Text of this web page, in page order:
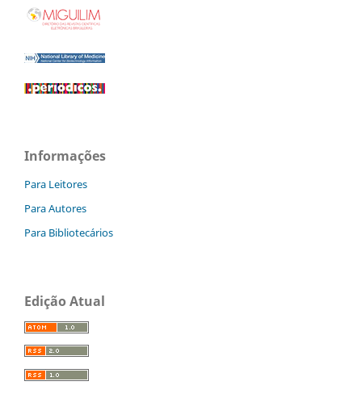
Informações
Para Leitores
Para Autores
Para Bibliotecários
Edição Atual